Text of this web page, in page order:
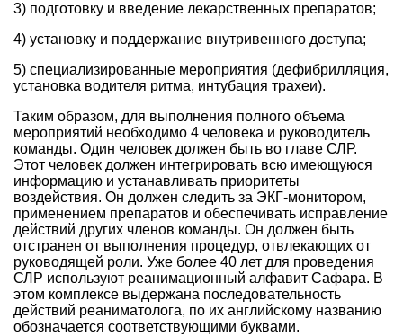
3) подготовку и введение лекарственных препаратов;
4) установку и поддержание внутривенного доступа;
5) специализированные мероприятия (дефибрилляция,
установка водителя ритма, интубация трахеи).
Таким образом, для выполнения полного объема
мероприятий необходимо 4 человека и руководитель
команды. Один человек должен быть во главе СЛР.
Этот человек должен интегрировать всю имеющуюся
информацию и устанавливать приоритеты
воздействия. Он должен следить за ЭКГ-монитором,
применением препаратов и обеспечивать исправление
действий других членов команды. Он должен быть
отстранен от выполнения процедур, отвлекающих от
руководящей роли. Уже более 40 лет для проведения
СЛР используют реанимационный алфавит Сафара. В
этом комплексе выдержана последовательность
действий реаниматолога, по их английскому названию
обозначается соответствующими буквами.